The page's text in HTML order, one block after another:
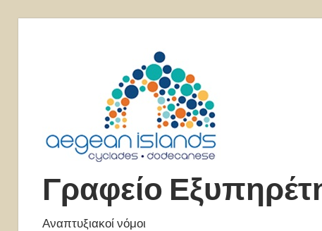
Γραφείο
Αναπτυξιακοί νόμοι